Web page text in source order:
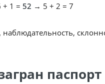
+ 1 = 52 → 5 + 2 = 7
наблюдательность,
паспорт